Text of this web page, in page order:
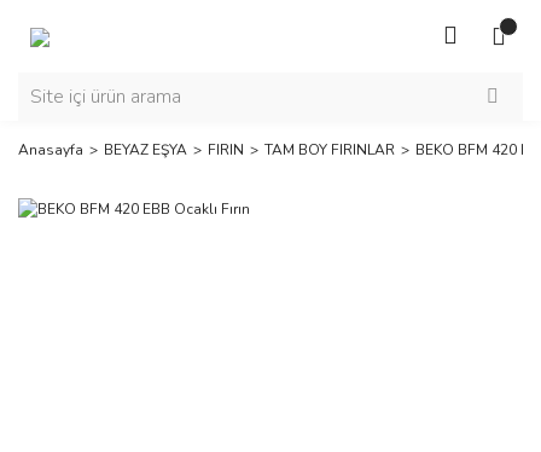
Anasayfa BEYAZ EŞYA FIRIN TAM BOY FIRINLAR BEKO BFM 420